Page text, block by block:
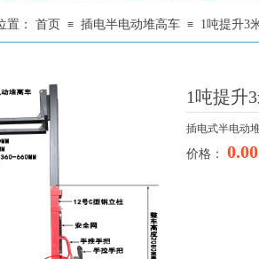
置： 首页 ≡ 插电半电动堆高车 ≡ 1吨提升3
1吨提升
插电式半电动
价格： 0.00